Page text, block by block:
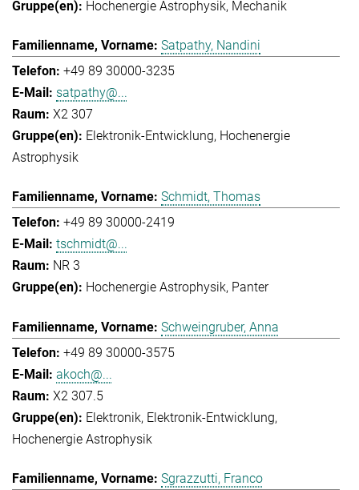
Hochenergie Astrophysik Mechanik
Satpathy, Nandini
+49 89 30000-3235
satpathy@...
X2 307
Elektronik-Entwicklung Hochenergie
Astrophysik
Schmidt, Thomas
+49 89 30000-2419
tschmidt@...
NR 3
Hochenergie Astrophysik Panter
Schweingruber, Anna
+49 89 30000-3575
akoch@...
X2 307.5
Elektronik Elektronik-Entwicklung
Hochenergie Astrophysik
Sgrazzutti, Franco